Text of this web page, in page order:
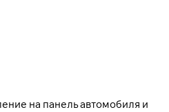
на панель автомобиля и